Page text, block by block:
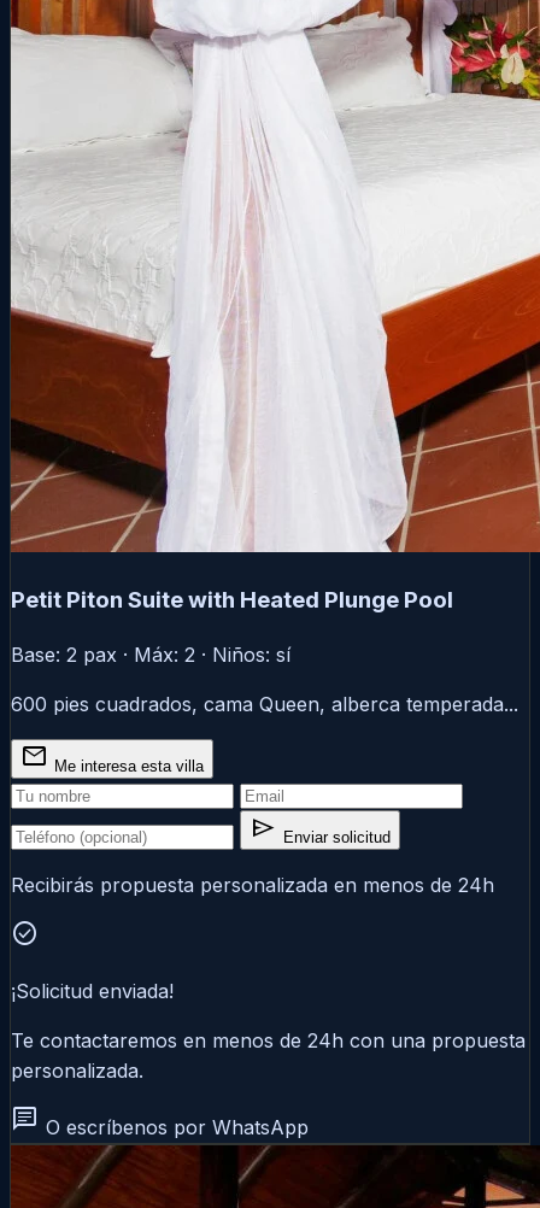
Petit Piton Suite with Heated Plunge Pool
Base: 2 pax · Máx: 2 · Niños: sí
600 pies cuadrados, cama Queen, alberca temperada...
mail Me interesa esta villa
send Enviar solicitud
Recibirás propuesta personalizada en menos de 24h
check_circle
¡Solicitud enviada!
Te contactaremos en menos de 24h con una propuesta
personalizada.
chat O escríbenos por WhatsApp